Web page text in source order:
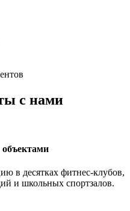
с нами
в десятках фитнес-клубов,
и школьных спортзалов.